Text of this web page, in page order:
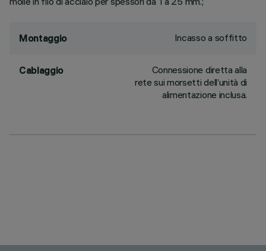
Montaggio Incasso a soffitto
Cablaggio
Connessione diretta alla
rete sui morsetti dell’unità di
alimentazione inclusa.